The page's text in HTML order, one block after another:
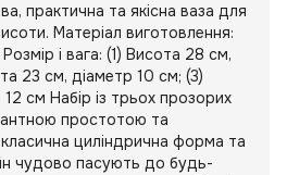
практична та якісна ваза для
Матеріал виготовлення:
і вага: (1) Висота 28 см,
23 см, діаметр 10 см; (3)
см Набір із трьох прозорих
простотою та
класична циліндрична форма та
чудово пасують до будь-